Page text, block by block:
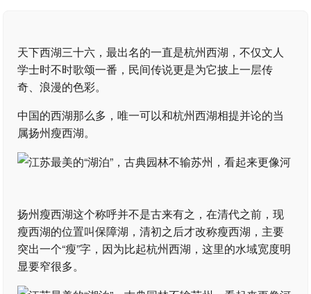
天下西湖三十六，最出名的一直是杭州西湖，不仅文人
学士时不时歌颂一番，民间传说更是为它披上一层传
奇、浪漫的色彩。
中国的西湖那么多，唯一可以和杭州西湖相提并论的当
属扬州瘦西湖。
扬州瘦西湖这个称呼并不是古来有之，在清代之前，现
瘦西湖的位置叫保障湖，清初之后才改称瘦西湖，主要
突出一个“瘦”字，因为比起杭州西湖，这里的水域宽度明
显要窄很多。